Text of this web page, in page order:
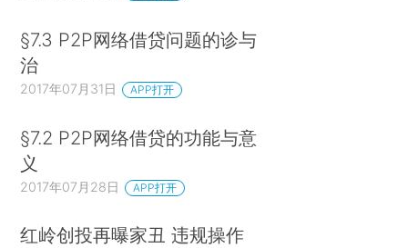
§7.3 P2P网络借贷问题的诊与
治
2017年07月31日 APP打开
§7.2 P2P网络借贷的功能与意
义
2017年07月28日 APP打开
红岭创投再曝家丑 违规操作